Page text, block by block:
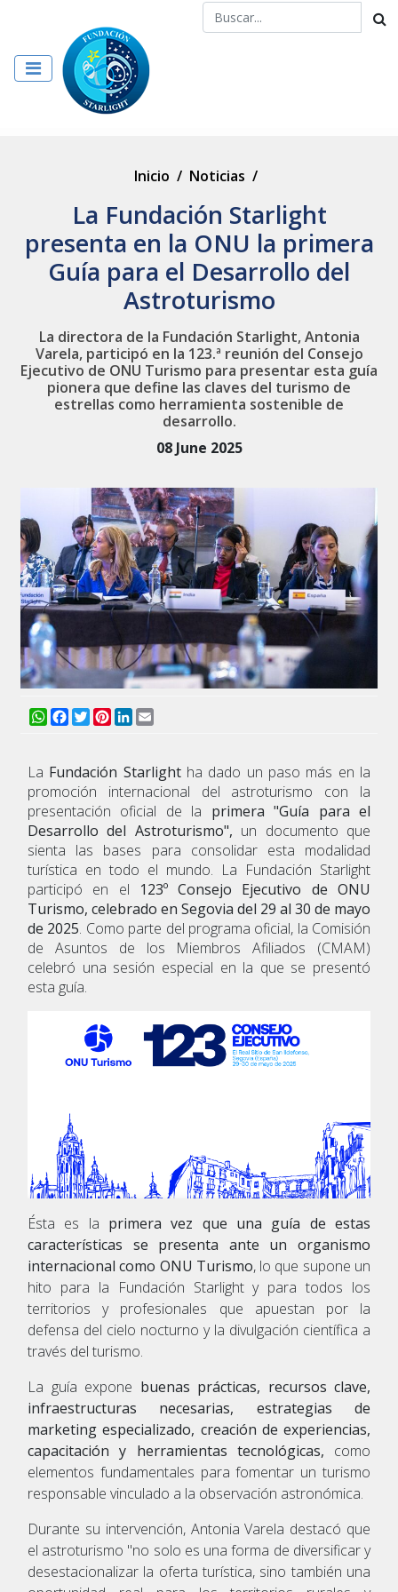
Inicio / Noticias /
La Fundación Starlight
presenta en la ONU la primera
Guía para el Desarrollo del
Astroturismo
La directora de la Fundación Starlight, Antonia
Varela, participó en la 123.ª reunión del Consejo
Ejecutivo de ONU Turismo para presentar esta guía
pionera que define las claves del turismo de
estrellas como herramienta sostenible de
desarrollo.
08 June 2025
WhatsApp
Facebook
TwitterPinterest
LinkedIn
La Fundación Starlightha dado un paso más en la
promoción internacional del astroturismo con la
presentación oficial de la primera "Guía para el
Desarrollo del Astroturismo", un documento que
sienta las bases para consolidar esta modalidad
turística en todo el mundo. La Fundación Starlight
participó en el 123º Consejo Ejecutivo de ONU
Turismo, celebrado en Segovia del 29 al 30 de mayo
de 2025. Como parte del programa oficial, la Comisión
de Asuntos de los Miembros Afiliados (CMAM)
celebró una sesión especial en la que se presentó
esta guía.
Ésta es la primera vez que una guía de estas
características se presenta ante un organismo
internacional como ONU Turismo, lo que supone un
hito para la Fundación Starlight y para todos los
territorios y profesionales que apuestan por la
defensa del cielo nocturno y la divulgación científica a
través del turismo.
La guía expone buenas prácticas, recursos clave,
infraestructuras necesarias, estrategias de
marketing especializado, creación de experiencias,
capacitación y herramientas tecnológicas, como
elementos fundamentales para fomentar un turismo
responsable vinculado a la observación astronómica.
Durante su intervención, Antonia Varela destacó que
el astroturismo "no solo es una forma de diversificar y
desestacionalizar la oferta turística, sino también una